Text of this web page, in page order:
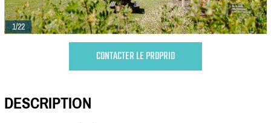
1/22
CONTACTER LE PROPRIO
DESCRIPTION